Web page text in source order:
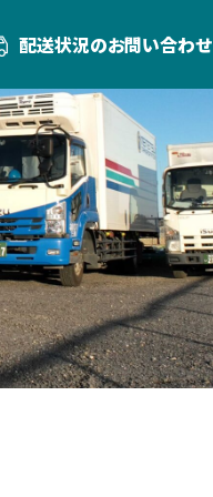
配送状況のお問い合わせ